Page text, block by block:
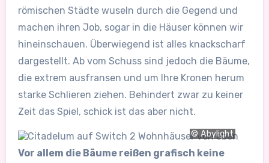
römischen Städte wuseln durch die Gegend und
machen ihren Job, sogar in die Häuser können wir
hineinschauen. Überwiegend ist alles knackscharf
dargestellt. Ab vom Schuss sind jedoch die Bäume,
die extrem ausfransen und um Ihre Kronen herum
starke Schlieren ziehen. Behindert zwar zu keiner
Zeit das Spiel, schick ist das aber nicht.
© Abylight
Vor allem die Bäume reißen grafisch keine